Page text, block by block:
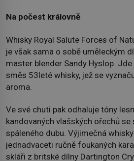
Na počest královně
Whisky Royal Salute Forces of
je však sama o sobě uměleckým
master blender Sandy Hyslop.
směs 53leté whisky, jež se
aroma.
Ve své chuti pak odhaluje tóny
kandovaných vlašských ořechů
spáleného dubu. Výjimečná
jednadvaceti ručně foukaných
skláři z britské dílny Dartington